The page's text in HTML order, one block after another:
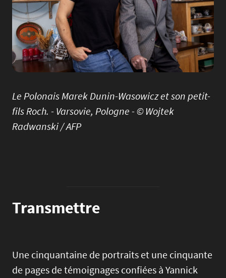
Le Polonais Marek Dunin-Wasowicz et son petit-
fils Roch. - Varsovie, Pologne - © Wojtek
Radwanski / AFP
Transmettre
Une cinquantaine de portraits et une cinquante
de pages de témoignages confiées à Yannick